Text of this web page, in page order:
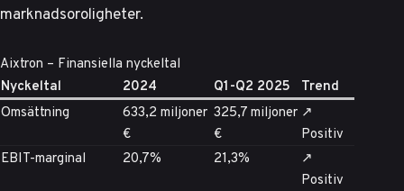
marknadsoroligheter.
Aixtron – Finansiella nyckeltal
Nyckeltal
2024 Q1-Q2 2025
Trend
Omsättning
633,2 miljoner
€
325,7 miljoner
€
↗️
Positiv
EBIT-marginal
20,7% 21,3%
↗️
Positiv